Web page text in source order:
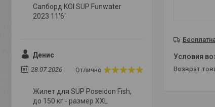
возврат
Сапборд KOI SUP Funwater
2023 11'6"
Денис
28.07.2026 Отлично
Жилет для SUP Poseidon Fish,
до 150 кг - размер XXL